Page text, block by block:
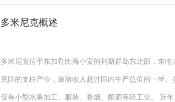
多米尼克概述
多米尼克位于东加勒比海小安的列斯群岛东北部，东
克国的支柱产业，旅游收入超过国内生产总值的一半
仅有小型水果加工、服装、卷烟、酿酒等轻工业。 近